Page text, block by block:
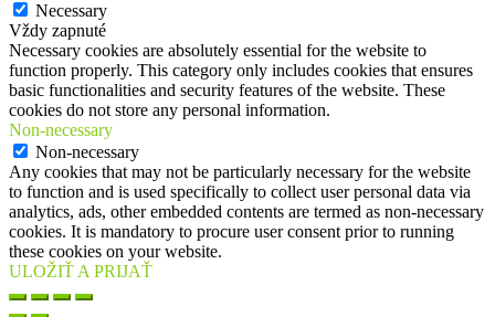
Necessary
Vždy zapnuté
Necessary cookies are absolutely essential for the website to
function properly. This category only includes cookies that ensures
basic functionalities and security features of the website. These
cookies do not store any personal information.
Non-necessary
Non-necessary
Any cookies that may not be particularly necessary for the website
to function and is used specifically to collect user personal data via
analytics, ads, other embedded contents are termed as non-necessary
cookies. It is mandatory to procure user consent prior to running
these cookies on your website.
ULOŽIŤ A PRIJAŤ